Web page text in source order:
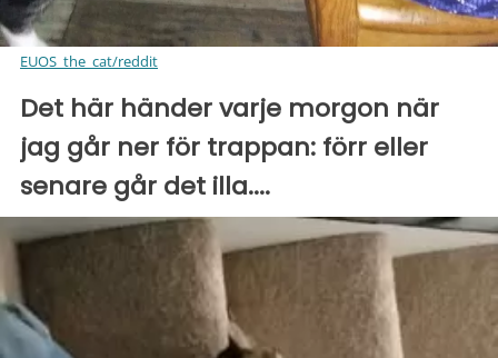
EUOS_the_cat/reddit
Det här händer varje morgon när
jag går ner för trappan: förr eller
senare går det illa....